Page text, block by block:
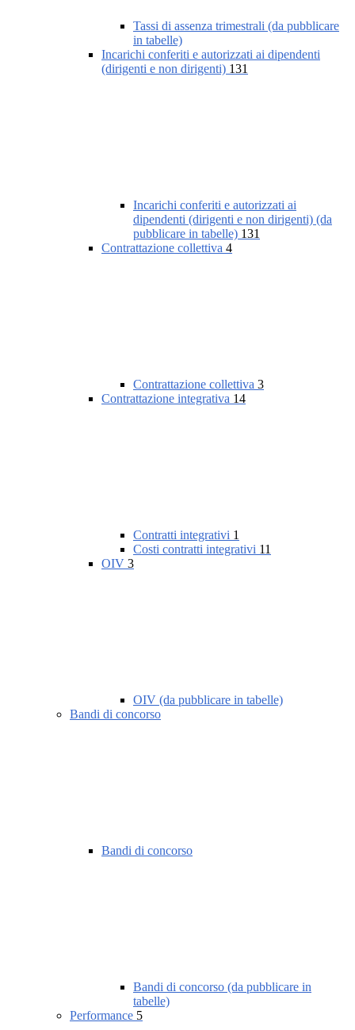
Tassi di assenza trimestrali (da pubblicare
in tabelle)
Incarichi conferiti e autorizzati ai dipendenti
(dirigenti e non dirigenti) 131
Incarichi conferiti e autorizzati ai
dipendenti (dirigenti e non dirigenti) (da
pubblicare in tabelle) 131
Contrattazione collettiva 4
Contrattazione collettiva 3
Contrattazione integrativa 14
Contratti integrativi 1
Costi contratti integrativi 11
OIV 3
OIV (da pubblicare in tabelle)
Bandi di concorso
Bandi di concorso
Bandi di concorso (da pubblicare in
tabelle)
Performance 5